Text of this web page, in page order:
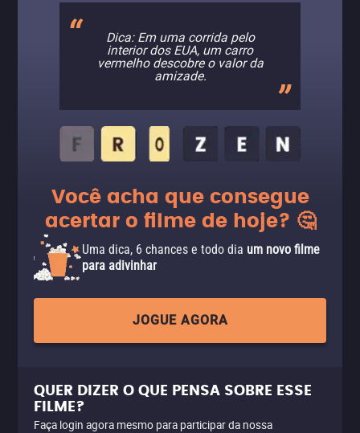
Dica: Em uma corrida pelo
interior dos EUA, um carro
vermelho descobre o valor da
amizade.
Você acha que consegue
acertar o filme de hoje? 🤔
Uma dica, 6 chances e todo dia um novo filme
para adivinhar
JOGUE AGORA
QUER DIZER O QUE PENSA SOBRE ESSE
FILME?
Faça login agora mesmo para participar da nossa